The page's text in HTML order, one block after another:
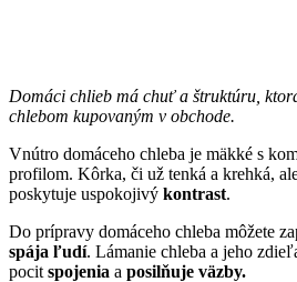
Domáci chlieb má chuť a štruktúru,
chlebom kupovaným v obchode.
Vnútro domáceho chleba je mäkké s
profilom. Kôrka, či už tenká a krehká,
poskytuje uspokojivý kontrast.
Do prípravy domáceho chleba môžete
spája ľudí. Lámanie chleba a jeho
pocit spojenia a posilňuje väzby.